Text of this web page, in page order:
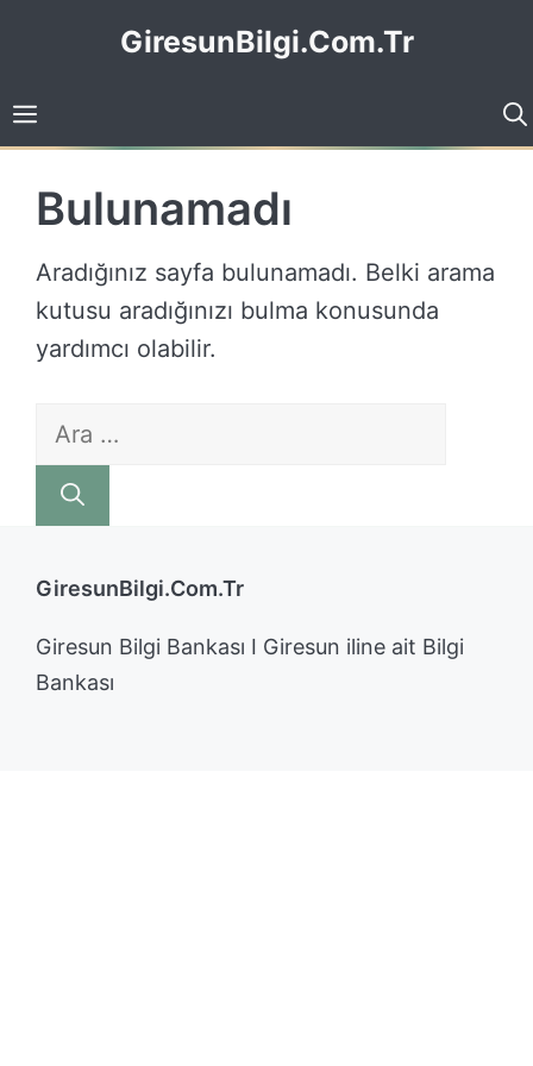
GiresunBilgi.Com.Tr
Bulunamadı
Aradığınız sayfa bulunamadı. Belki arama
kutusu aradığınızı bulma konusunda
yardımcı olabilir.
için
ara
GiresunBilgi.Com.Tr
Giresun Bilgi Bankası I Giresun iline ait Bilgi
Bankası